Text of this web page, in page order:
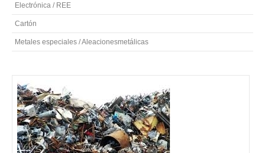
Electrónica / REE
Cartón
Metales especiales / Aleacionesmetálicas